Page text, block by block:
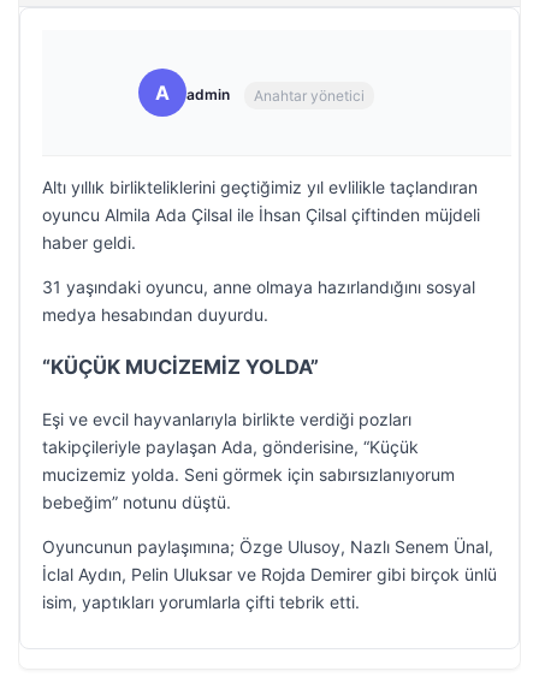
A admin Anahtar yönetici
Altı yıllık birlikteliklerini geçtiğimiz yıl evlilikle taçlandıran
oyuncu Almila Ada Çilsal ile İhsan Çilsal çiftinden müjdeli
haber geldi.
31 yaşındaki oyuncu, anne olmaya hazırlandığını sosyal
medya hesabından duyurdu.
“KÜÇÜK MUCİZEMİZ YOLDA”
Eşi ve evcil hayvanlarıyla birlikte verdiği pozları
takipçileriyle paylaşan Ada, gönderisine, “Küçük
mucizemiz yolda. Seni görmek için sabırsızlanıyorum
bebeğim” notunu düştü.
Oyuncunun paylaşımına; Özge Ulusoy, Nazlı Senem Ünal,
İclal Aydın, Pelin Uluksar ve Rojda Demirer gibi birçok ünlü
isim, yaptıkları yorumlarla çifti tebrik etti.